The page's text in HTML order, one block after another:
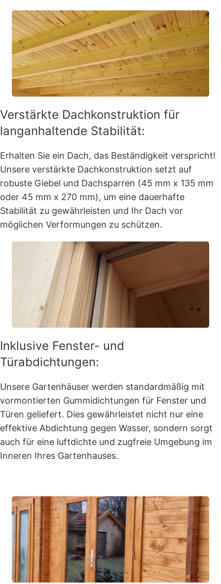
Verstärkte Dachkonstruktion für
langanhaltende Stabilität:
Erhalten Sie ein Dach, das Beständigkeit verspricht!
Unsere verstärkte Dachkonstruktion setzt auf
robuste Giebel und Dachsparren (45 mm x 135 mm
oder 45 mm x 270 mm), um eine dauerhafte
Stabilität zu gewährleisten und Ihr Dach vor
möglichen Verformungen zu schützen.
Inklusive Fenster- und
Türabdichtungen:
Unsere Gartenhäuser werden standardmäßig mit
vormontierten Gummidichtungen für Fenster und
Türen geliefert. Dies gewährleistet nicht nur eine
effektive Abdichtung gegen Wasser, sondern sorgt
auch für eine luftdichte und zugfreie Umgebung im
Inneren Ihres Gartenhauses.